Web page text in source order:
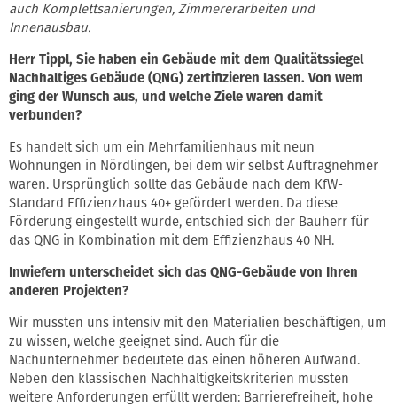
auch Komplettsanierungen, Zimmererarbeiten und
Innenausbau.
Herr Tippl, Sie haben ein Gebäude mit dem Qualitätssiegel
Nachhaltiges Gebäude (QNG) zertifizieren lassen. Von wem
ging der Wunsch aus, und welche Ziele waren damit
verbunden?
Es handelt sich um ein Mehrfamilienhaus mit neun
Wohnungen in Nördlingen, bei dem wir selbst Auftragnehmer
waren. Ursprünglich sollte das Gebäude nach dem KfW-
Standard Effizienzhaus 40+ gefördert werden. Da diese
Förderung eingestellt wurde, entschied sich der Bauherr für
das QNG in Kombination mit dem Effizienzhaus 40 NH.
Inwiefern unterscheidet sich das QNG-Gebäude von Ihren
anderen Projekten?
Wir mussten uns intensiv mit den Materialien beschäftigen, um
zu wissen, welche geeignet sind. Auch für die
Nachunternehmer bedeutete das einen höheren Aufwand.
Neben den klassischen Nachhaltigkeitskriterien mussten
weitere Anforderungen erfüllt werden: Barrierefreiheit, hohe